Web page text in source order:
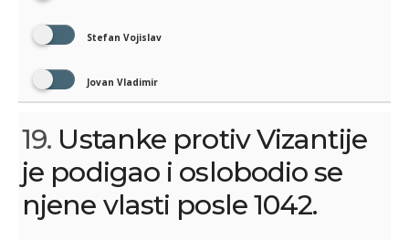
Stefan Vojislav
Jovan Vladimir
19. Ustanke protiv Vizantije
je podigao i oslobodio se
njene vlasti posle 1042.